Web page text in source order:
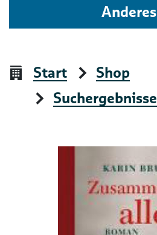
Anderes
Start
Shop
Suchergebnisse